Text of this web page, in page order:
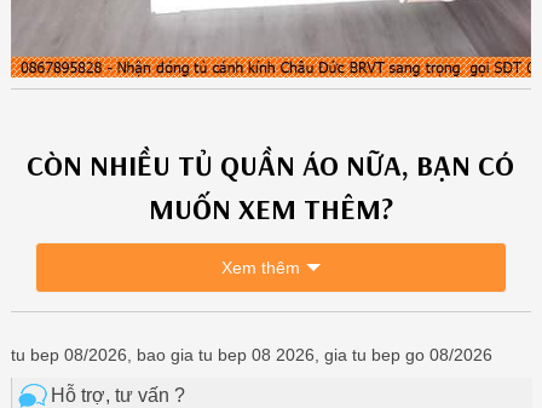
CÒN NHIỀU TỦ QUẦN ÁO NỮA, BẠN CÓ
MUỐN XEM THÊM?
Xem thêm
tu bep 08/2026, bao gia tu bep 08 2026, gia tu bep go 08/2026
Hỗ trợ, tư vấn ?